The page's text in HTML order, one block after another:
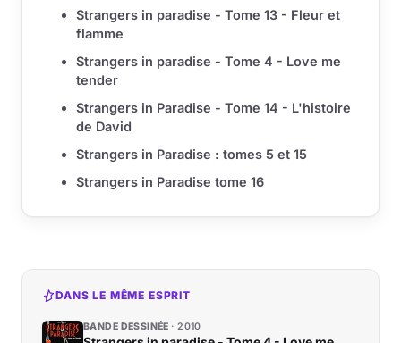
Strangers in paradise - Tome 13 - Fleur et
flamme
Strangers in paradise - Tome 4 - Love me
tender
Strangers in Paradise - Tome 14 - L'histoire
de David
Strangers in Paradise : tomes 5 et 15
Strangers in Paradise tome 16
DANS LE MÊME ESPRIT
BANDE DESSINÉE 2010